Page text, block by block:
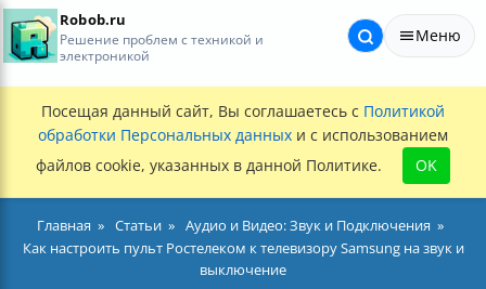
Robob.ru
Решение проблем с техникой и
электроникой
Меню
Посещая данный сайт, Вы соглашаетесь с Политикой
обработки Персональных данных и с использованием
файлов cookie, указанных в данной Политике.
OK
Главная Статьи
Аудио и Видео: Звук и Подключения
Как настроить пульт Ростелеком к телевизору Samsung на звук и
выключение